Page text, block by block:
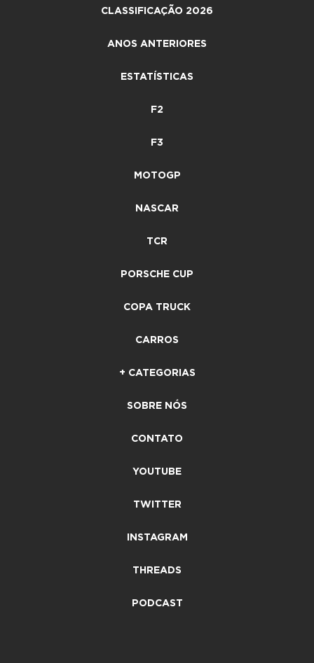
CLASSIFICAÇÃO 2026
ANOS ANTERIORES
ESTATÍSTICAS
F2
F3
MOTOGP
NASCAR
TCR
PORSCHE CUP
COPA TRUCK
CARROS
+ CATEGORIAS
SOBRE NÓS
CONTATO
YOUTUBE
TWITTER
INSTAGRAM
THREADS
PODCAST